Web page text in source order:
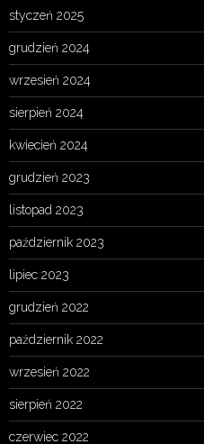
styczeń 2025
grudzień 2024
wrzesień 2024
sierpień 2024
kwiecień 2024
grudzień 2023
listopad 2023
październik 2023
lipiec 2023
grudzień 2022
październik 2022
wrzesień 2022
sierpień 2022
czerwiec 2022